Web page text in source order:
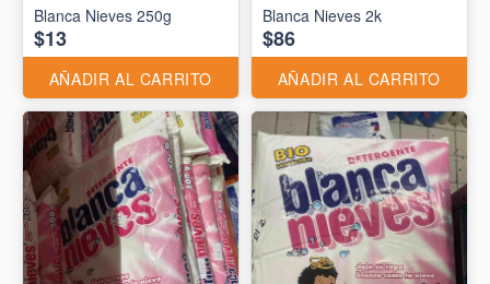
Blanca Nieves 250g
$13
AÑADIR AL CARRITO
Blanca Nieves 2k
$86
AÑADIR AL CARRITO